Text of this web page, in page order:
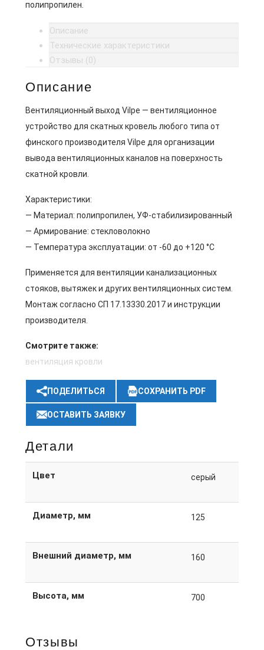
полипропилен.
Описание
Технические характеристики
Отзывы (0)
Описание
Вентиляционный выход Vilpe — вентиляционное
устройство для скатных кровель любого типа от
финского производителя Vilpe для организации
вывода вентиляционных каналов на поверхность
скатной кровли.
Характеристики:
— Материал: полипропилен, УФ-стабилизированный
— Армирование: стекловолокно
— Температура эксплуатации: от -60 до +120 °C
Применяется для вентиляции канализационных
стояков, вытяжек и других вентиляционных систем.
Монтаж согласно СП 17.13330.2017 и инструкции
производителя.
Смотрите также:
вентиляция кровли
ПОДЕЛИТЬСЯ СОХРАНИТЬ PDF
ОСТАВИТЬ ЗАЯВКУ
Детали
Цвет серый
Диаметр, мм 125
Внешний диаметр, мм 160
Высота, мм 700
Отзывы